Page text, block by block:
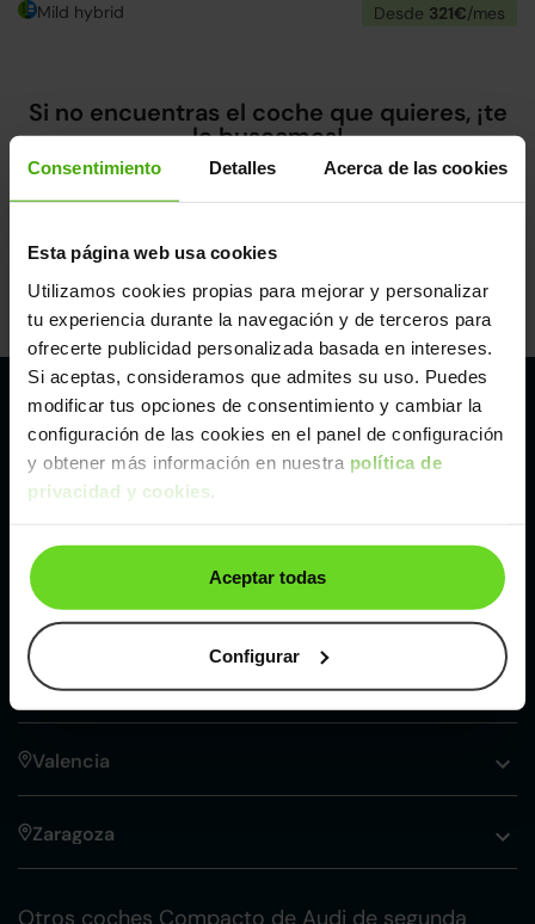
Consentimiento Detalles Acerca de las cookies
Esta página web usa cookies
Utilizamos cookies propias para mejorar y personalizar
tu experiencia durante la navegación y de terceros para
ofrecerte publicidad personalizada basada en intereses.
Si aceptas, consideramos que admites su uso. Puedes
modificar tus opciones de consentimiento y cambiar la
configuración de las cookies en el panel de configuración
y obtener más información en nuestra política de
privacidad y cookies
Aceptar todas
Configurar
Mild hybrid Desde 321€/mes
Si no encuentras el coche que quieres, ¡te
lo buscamos!
Nuestros puntos de venta Clicars:
Alicante
Córdoba
Madrid
Málaga
Valencia
Zaragoza
Otros coches Compacto de Audi de segunda